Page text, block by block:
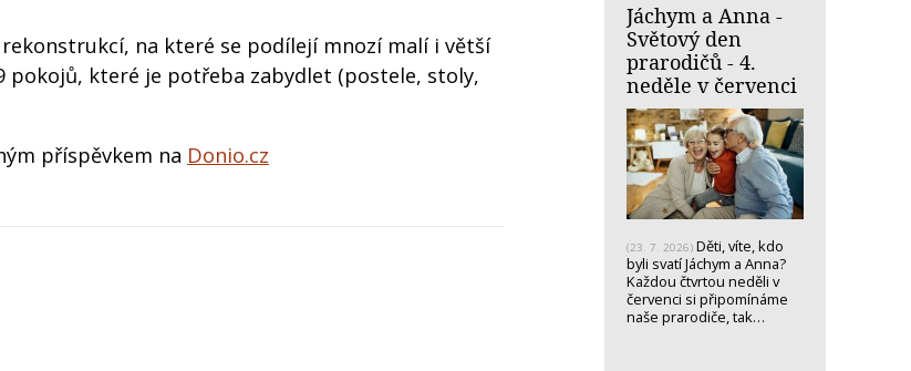
na které se podílejí mnozí malí i větší
pokojů, které je potřeba zabydlet (postele, stoly,
příspěvkem na Donio.cz
Jáchym a Anna -
Světový den
prarodičů - 4.
neděle v červenci
(23. 7. 2026) Děti, víte, kdo
byli svatí Jáchym a Anna?
Každou čtvrtou neděli v
červenci si připomínáme
naše prarodiče, tak…